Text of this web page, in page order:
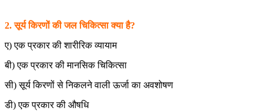
2. सूर्य किरणों की जल चिकित्सा क्या है?
ए) एक प्रकार की शारीरिक व्यायाम
बी) एक प्रकार की मानसिक चिकित्सा
सी) सूर्य किरणों से निकलने वाली ऊर्जा का अवशोषण
डी) एक प्रकार की औषधि